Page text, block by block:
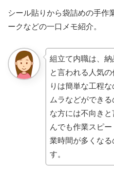
シール貼りから袋詰めの手作
ークなどの一口メモ紹介。
組立て内職は、
と言われる人気
りは簡単な工程
ムラなどができ
な方には不向き
んでも作業スピ
業時間が多くなる
す。